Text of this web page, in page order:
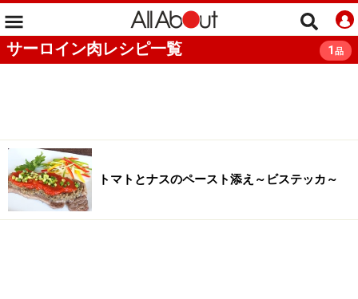
サーロイン肉レシピ一覧 1 品
トマトとナスのペースト添え～ビステッカ～